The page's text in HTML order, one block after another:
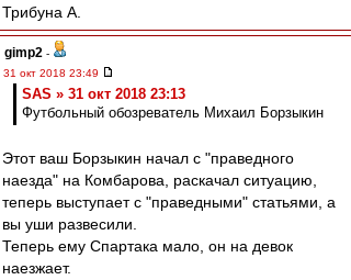
Трибуна А.
gimp2 -
31 окт 2018 23:49
SAS » 31 окт 2018 23:13
Футбольный обозреватель Михаил Борзыкин
Этот ваш Борзыкин начал с "праведного
наезда" на Комбарова, раскачал ситуацию,
теперь выступает с "праведными" статьями, а
вы уши развесили.
Теперь ему Спартака мало, он на девок
наезжает.